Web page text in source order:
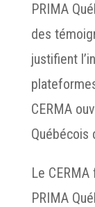
PRIMA
des
justifient
CERMA
Québécois
Le
PRIMA